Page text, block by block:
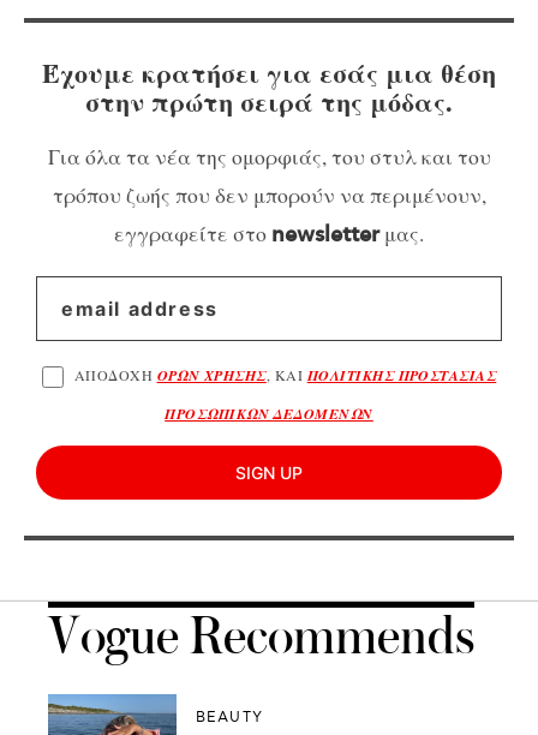
Έχουμε κρατήσει για εσάς μια θέση
στην πρώτη σειρά της μόδας.
Για όλα τα νέα της ομορφιάς, του στυλ και του
τρόπου ζωής που δεν μπορούν να περιμένουν,
εγγραφείτε στο newsletterμας.
ΑΠΟΔΟΧΗ ΟΡΩΝ ΧΡΗΣΗΣ, ΚΑΙ ΠΟΛΙΤΙΚΗΣ ΠΡΟΣΤΑΣΙΑΣ
ΠΡΟΣΩΠΙΚΩΝ ΔΕΔΟΜΕΝΩΝ
SIGN UP
Vogue Recommends
BEAUTY